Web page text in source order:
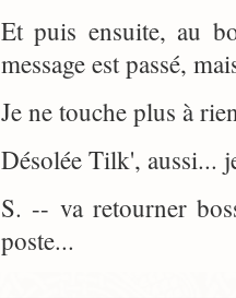
Et puis ensuite, au
message est passé,
Je ne touche plus à
Désolée Tilk', aussi...
S. -- va retourner
poste...